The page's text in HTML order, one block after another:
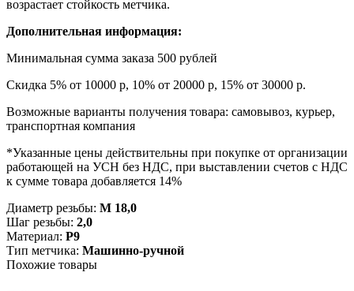
возрастает стойкость метчика.
Дополнительная информация:
Минимальная сумма заказа 500 рублей
Скидка 5% от 10000 р, 10% от 20000 р, 15% от 30000 р.
Возможные варианты получения товара: самовывоз, курьер,
транспортная компания
*Указанные цены действительны при покупке от организации
работающей на УСН без НДС, при выставлении счетов с НДС
к сумме товара добавляется 14%
Диаметр резьбы: М 18,0
Шаг резьбы: 2,0
Материал: Р9
Тип метчика: Машинно-ручной
Похожие товары